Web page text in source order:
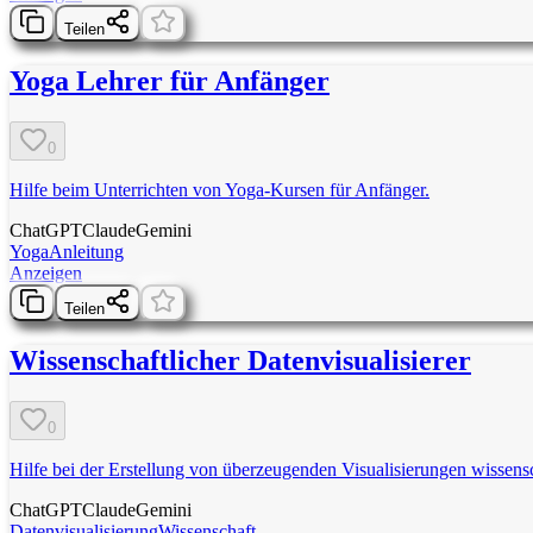
Teilen
Yoga Lehrer für Anfänger
0
Hilfe beim Unterrichten von Yoga-Kursen für Anfänger.
ChatGPTClaudeGemini
YogaAnleitung
Anzeigen
Teilen
Wissenschaftlicher Datenvisualisierer
0
Hilfe bei der Erstellung von überzeugenden Visualisierungen
ChatGPTClaudeGemini